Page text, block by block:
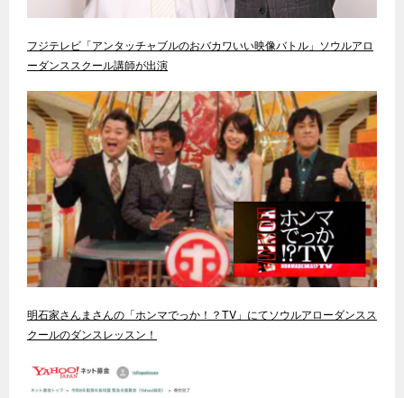
フジテレビ「アンタッチャブルのおバカワいい映像バトル」ソウルアロ
ーダンススクール講師が出演
明石家さんまさんの「ホンマでっか！？TV」にてソウルアローダンスス
クールのダンスレッスン！